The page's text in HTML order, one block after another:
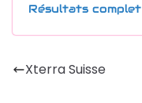
Résultats complet
Xterra Suisse